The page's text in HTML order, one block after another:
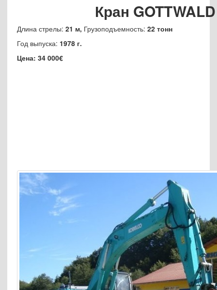
Кран
Длина стрелы: 21 м, Грузоподъемность: 22 тонн
Год выпуска: 1978 г.
Цена: 34 000€